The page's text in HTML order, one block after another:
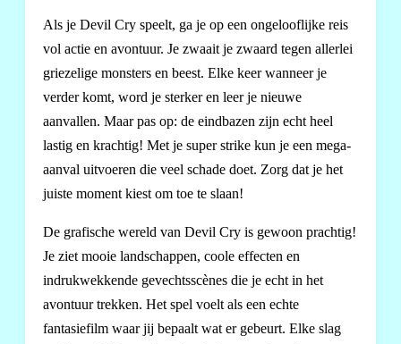
Als je Devil Cry speelt, ga je op een ongelooflijke reis
vol actie en avontuur. Je zwaait je zwaard tegen allerlei
griezelige monsters en beest. Elke keer wanneer je
verder komt, word je sterker en leer je nieuwe
aanvallen. Maar pas op: de eindbazen zijn echt heel
lastig en krachtig! Met je super strike kun je een mega-
aanval uitvoeren die veel schade doet. Zorg dat je het
juiste moment kiest om toe te slaan!
De grafische wereld van Devil Cry is gewoon prachtig!
Je ziet mooie landschappen, coole effecten en
indrukwekkende gevechtsscènes die je echt in het
avontuur trekken. Het spel voelt als een echte
fantasiefilm waar jij bepaalt wat er gebeurt. Elke slag